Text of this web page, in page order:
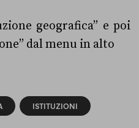
geografica” e poi
dal menu in alto
ISTITUZIONI